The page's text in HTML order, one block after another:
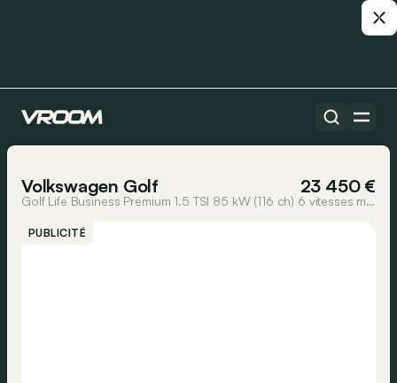
Toutes les voitures
Volkswagen Golf 23 450 €
Golf Life Business Premium 1.5 TSI 85 kW (116 ch) 6 vitesses manuel
PUBLICITÉ